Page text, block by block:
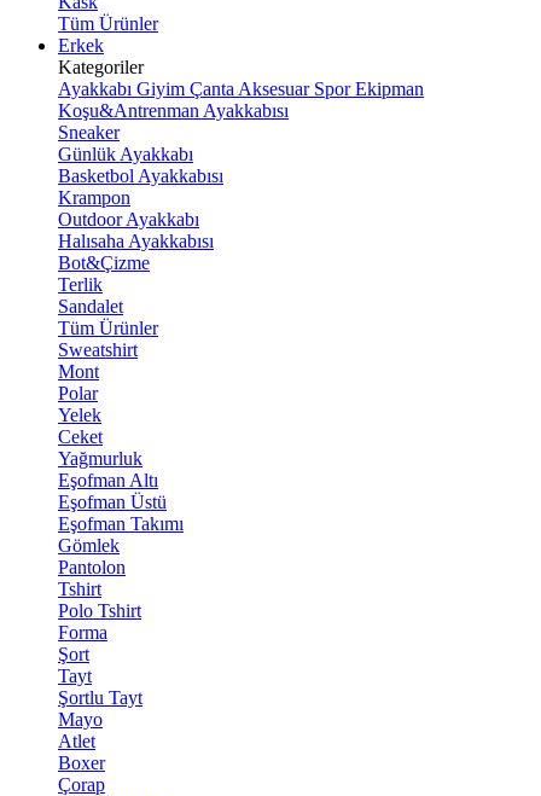
Tüm Ürünler
Erkek
Kategoriler
Ayakkabı Giyim Çanta Aksesuar Spor Ekipman
Koşu&Antrenman Ayakkabısı
Sneaker
Günlük Ayakkabı
Basketbol Ayakkabısı
Krampon
Outdoor Ayakkabı
Halısaha Ayakkabısı
Bot&Çizme
Terlik
Sandalet
Tüm Ürünler
Sweatshirt
Mont
Polar
Yelek
Ceket
Yağmurluk
Eşofman Altı
Eşofman Üstü
Eşofman Takımı
Gömlek
Pantolon
Tshirt
Polo Tshirt
Forma
Şort
Tayt
Şortlu Tayt
Mayo
Atlet
Boxer
Çorap